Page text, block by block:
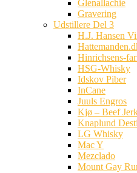
Glenallachie
Gravering
Udstillere Del 3
H.J. Hansen
Hinrichsens-
HSG-Whisky
Idskov Piber
InCane
Juuls Engros
Kjø – Beef
Knaplund
LG Whisky
Mac Y
Mezclado
Mount Gay